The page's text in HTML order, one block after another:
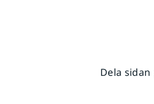
Dela sidan